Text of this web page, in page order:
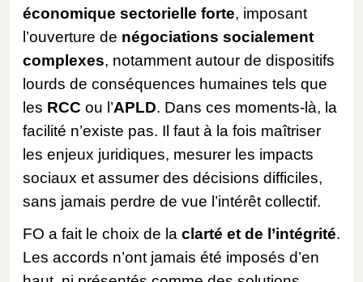
économique sectorielle forte, imposant
l’ouverture de négociations socialement
complexes, notamment autour de dispositifs
lourds de conséquences humaines tels que
les RCC ou l’APLD. Dans ces moments-là, la
facilité n’existe pas. Il faut à la fois maîtriser
les enjeux juridiques, mesurer les impacts
sociaux et assumer des décisions difficiles,
sans jamais perdre de vue l’intérêt collectif.
FO a fait le choix de la clarté et de l’intégrité.
Les accords n’ont jamais été imposés d’en